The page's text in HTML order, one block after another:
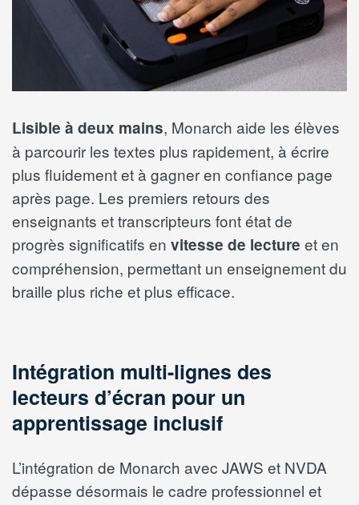
Lisible à deux mains, Monarch aide les élèves
à parcourir les textes plus rapidement, à écrire
plus fluidement et à gagner en confiance page
après page. Les premiers retours des
enseignants et transcripteurs font état de
progrès significatifs en vitesse de lecture et en
compréhension, permettant un enseignement du
braille plus riche et plus efficace.
Intégration multi-lignes des
lecteurs d’écran pour un
apprentissage inclusif
L’intégration de Monarch avec JAWS et NVDA
dépasse désormais le cadre professionnel et